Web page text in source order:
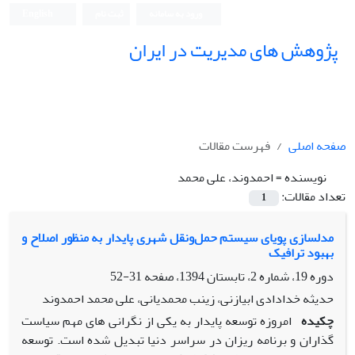
پژوهش های مدیریت در ایران
صفحه اصلی
فهرست مقالات
نویسنده =احمدوند، علی محمد
تعداد مقالات:
1
مدل‎سازی پویای سیستم حمل‌ونقل شهری پایدار به منظور اصلاح و
بهبود ترافیک
دوره 19، شماره 2، تابستان 1394، صفحه
31-52
حدیثه خدادادی ابیازنی، زینب محمدیانی، علی محمد احمدوند
چکیده امروزه توسعه پایدار به یکی از نگرانی های مهم سیاست
گذاران و برنامه ریزان در سراسر دنیا تبدیل شده است. توسعه